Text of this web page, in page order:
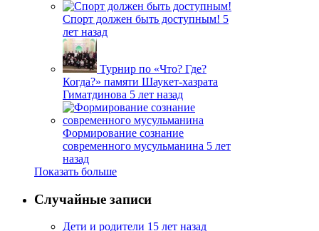
Спорт должен быть доступным! 5
лет назад
Турнир по «Что? Где?
Когда?» памяти Шаукет-хазрата
Гиматдинова 5 лет назад
Формирование сознание
современного мусульманина 5 лет
назад
Показать больше
Случайные записи
Дети и родители 15 лет назад